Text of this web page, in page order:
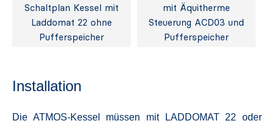
Schaltplan Kessel mit
Laddomat 22 ohne
Pufferspeicher
mit Äquitherme
Steuerung ACD03 und
Pufferspeicher
Installation
Die ATMOS-Kessel müssen mit LADDOMAT 22 oder